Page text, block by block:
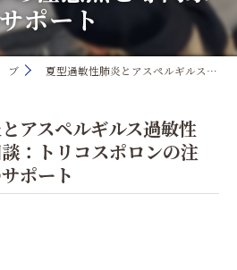
ポート
ブログ 夏型過敏性肺炎とアスペルギルス過敏性肺炎の対策と相談：トリコスポロンの注意点と専門家のサポート
アスペルギルス過敏性
：トリコスポロンの注
ポート